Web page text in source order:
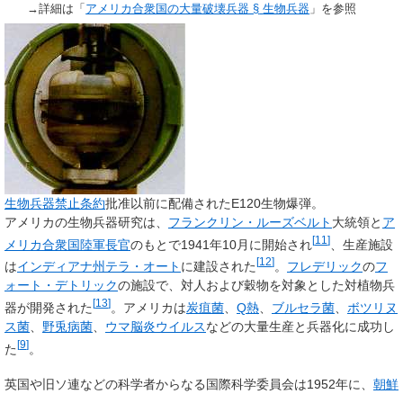
→詳細は「 アメリカ合衆国の大量破壊兵器 § 生物兵器 」を参照
生物兵器禁止条約批准以前に配備されたE120生物爆弾。
アメリカの生物兵器研究は、 フランクリン・ルーズベルト 大統領と ア
メリカ合衆国陸軍長官のもとで1941年10月に開始され [11 ]
、生産施設
はインディアナ州 テラ・オート に建設された [12] 。 フレデリックのフ
ォート・デトリックの施設で、対人および穀物を対象とした対植物兵
器が開発された[13]。アメリカは炭疽菌 Q熱 ブルセラ菌
ボツリヌ
ス菌
野兎病菌 ウマ脳炎ウイルスなどの大量生産と兵器化に成功し
た[9]
英国や旧ソ連などの科学者からなる国際科学委員会は1952年に、 朝鮮